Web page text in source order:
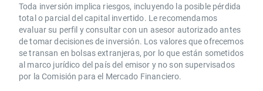
Toda inversión implica riesgos, incluyendo la posible pérdida
total o parcial del capital invertido. Le recomendamos
evaluar su perfil y consultar con un asesor autorizado antes
de tomar decisiones de inversión. Los valores que ofrecemos
se transan en bolsas extranjeras, por lo que están sometidos
al marco jurídico del país del emisor y no son supervisados
por la Comisión para el Mercado Financiero.